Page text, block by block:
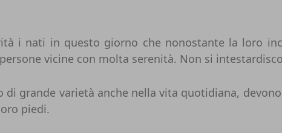
i nati in questo giorno che nonostante la loro
vicine con molta serenità. Non si
grande varietà anche nella vita quotidiana,
piedi.